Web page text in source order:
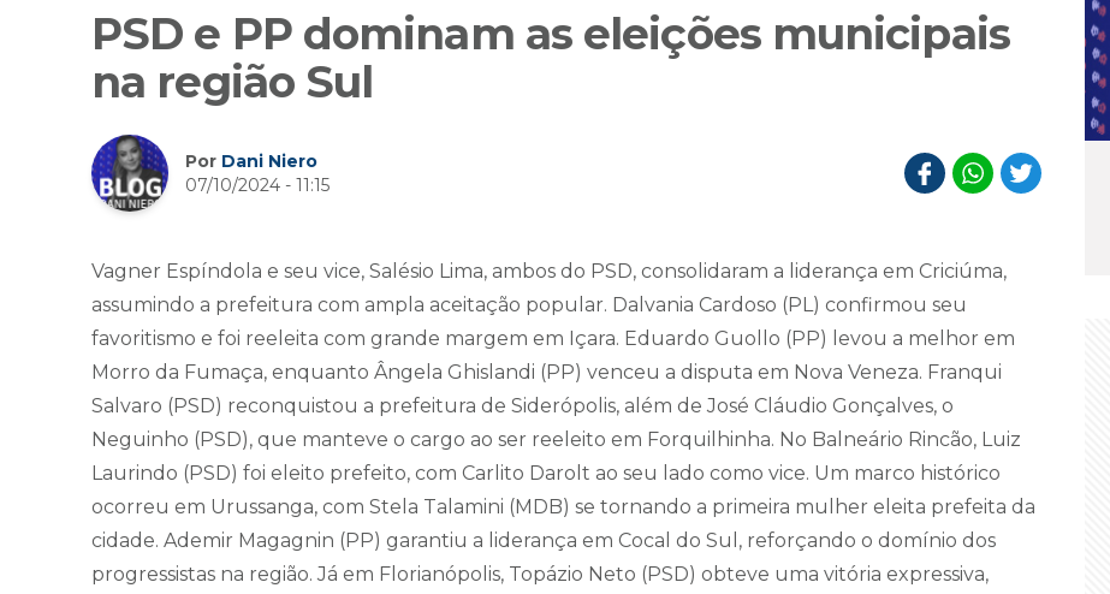
PSD e PP dominam as eleições municipais
na região Sul
Por Dani Niero
07/10/2024 - 11:15
Vagner Espíndola e seu vice, Salésio Lima, ambos do PSD, consolidaram a liderança em Criciúma,
assumindo a prefeitura com ampla aceitação popular. Dalvania Cardoso (PL) confirmou seu
favoritismo e foi reeleita com grande margem em Içara. Eduardo Guollo (PP) levou a melhor em
Morro da Fumaça, enquanto Ângela Ghislandi (PP) venceu a disputa em Nova Veneza. Franqui
Salvaro (PSD) reconquistou a prefeitura de Siderópolis, além de José Cláudio Gonçalves, o
Neguinho (PSD), que manteve o cargo ao ser reeleito em Forquilhinha. No Balneário Rincão, Luiz
Laurindo (PSD) foi eleito prefeito, com Carlito Darolt ao seu lado como vice. Um marco histórico
ocorreu em Urussanga, com Stela Talamini (MDB) se tornando a primeira mulher eleita prefeita da
cidade. Ademir Magagnin (PP) garantiu a liderança em Cocal do Sul, reforçando o domínio dos
progressistas na região. Já em Florianópolis, Topázio Neto (PSD) obteve uma vitória expressiva,